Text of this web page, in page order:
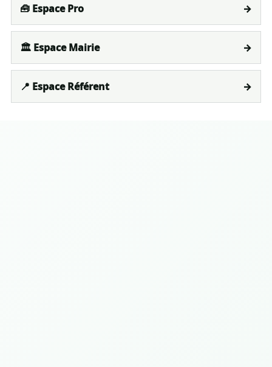
🧰 Espace Pro →
🏛️ Espace Mairie →
📍 Espace Référent →